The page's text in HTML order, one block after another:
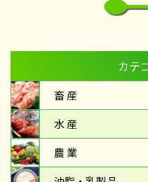
カテ
畜 産
水 産
農 業